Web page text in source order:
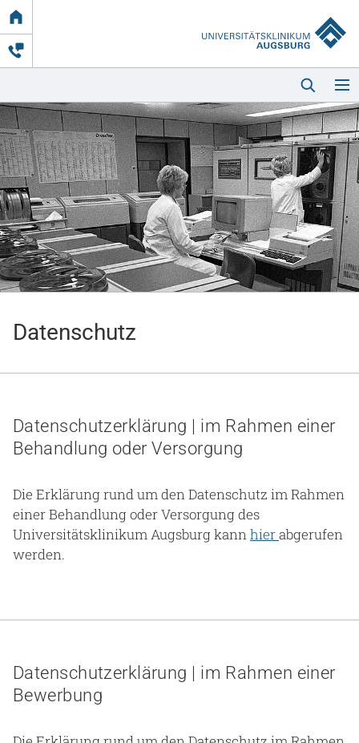
Link
zur
Startseite
Startseite
Kliniken & Einrichtungen
Beruf & Karriere
Notaufnahme
Datenschutz
Datenschutzerklärung | im Rahmen einer
Behandlung oder Versorgung
Die Erklärung rund um den Datenschutz im Rahmen
einer Behandlung oder Versorgung des
Universitätsklinikum Augsburg kannhierabgerufen
werden.
Datenschutzerklärung | im Rahmen einer
Bewerbung